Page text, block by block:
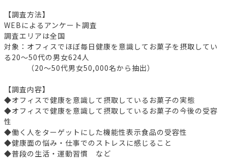
【調査方法】
WEBによるアンケート調査
調査エリアは全国
対象：オフィスでほぼ毎日健康を意識してお菓子を摂取してい
る20～50代の男女624人
（20～50代男女50,000名から抽出）
【調査内容】
◆オフィスで健康を意識して摂取しているお菓子の実態
◆オフィスで健康を意識して摂取しているお菓子の今後の受容
性
◆働く人をターゲットにした機能性表示食品の受容性
◆健康面の悩み・仕事でのストレスに感じること
◆普段の生活・運動習慣 など